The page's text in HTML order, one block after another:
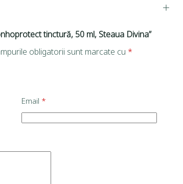
tinctură, 50 ml, Steaua Divina”
obligatorii sunt marcate cu *
Email *